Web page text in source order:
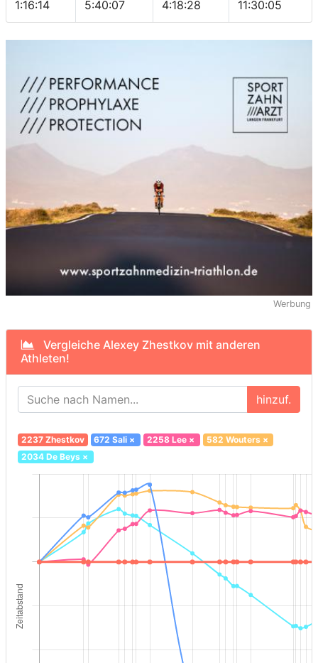
1:16:14 5:40:07 4:18:28 11:30:05
Werbung
Vergleiche Alexey Zhestkov mit anderen
Athleten!
hinzuf.
2237 Zhestkov 672 Sali × 2258 Lee× 582 Wouters×
2034 De Beys×